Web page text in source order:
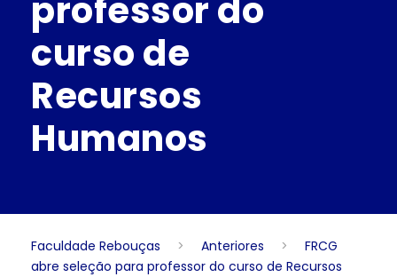
professor do
curso de
Recursos
Humanos
Faculdade Rebouças > Anteriores >
FRCG
abre seleção para professor do curso de Recursos